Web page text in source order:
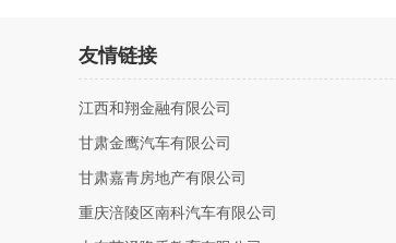
友情链接
江西和翔金融有限公司
甘肃金鹰汽车有限公司
甘肃嘉青房地产有限公司
重庆涪陵区南科汽车有限公司